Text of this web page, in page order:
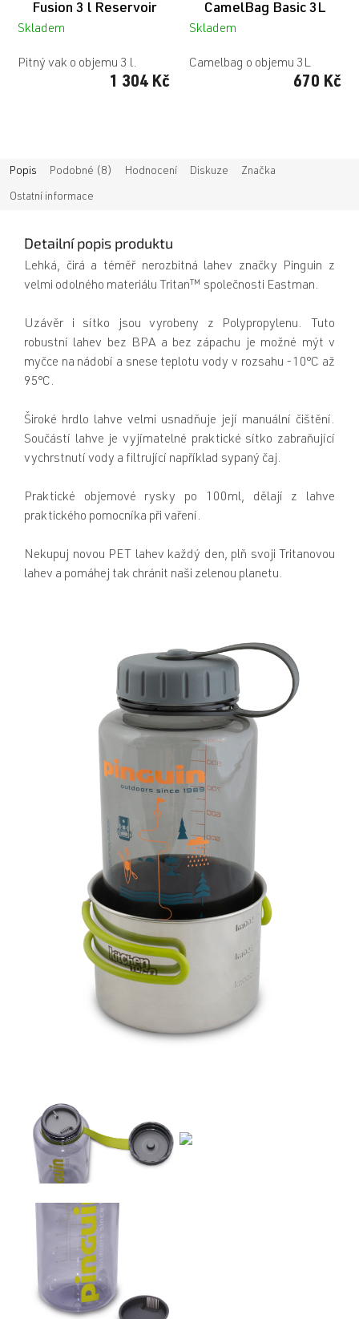
Fusion 3 l Reservoir
Skladem
1 304 Kč
Pitný vak o objemu 3 l.
CamelBag Basic 3L
Skladem
670 Kč
Camelbag o objemu 3L
Popis Podobné (8) Hodnocení Diskuze Značka
Ostatní informace
Detailní popis produktu
Lehká, čirá a téměř nerozbitná lahev značky Pinguin z
velmi odolného materiálu Tritan™ společnosti Eastman.
Uzávěr i sítko jsou vyrobeny z Polypropylenu. Tuto
robustní lahev bez BPA a bez zápachu je možné mýt v
myčce na nádobí a snese teplotu vody v rozsahu -10°C až
95°C.
Široké hrdlo lahve velmi usnadňuje její manuální čištění.
Součástí lahve je vyjímatelné praktické sítko zabraňující
vychrstnutí vody a filtrující například sypaný čaj.
Praktické objemové rysky po 100ml, dělají z lahve
praktického pomocníka při vaření.
Nekupuj novou PET lahev každý den, plň svoji Tritanovou
lahev a pomáhej tak chránit naši zelenou planetu.